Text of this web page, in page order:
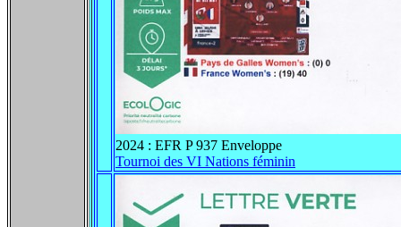
2024 : EFR P 937 Enveloppe
Tournoi des VI Nations féminin